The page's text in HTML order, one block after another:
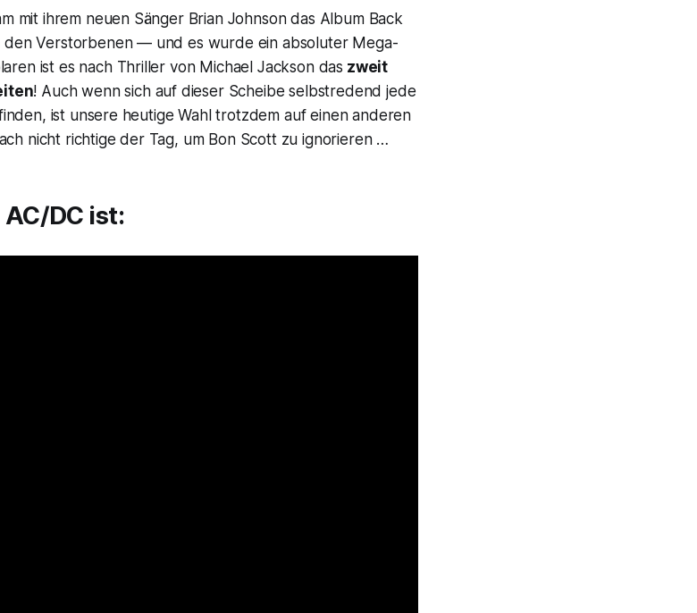
mit ihrem neuen Sänger Brian Johnson das Album Back
den Verstorbenen — und es wurde ein absoluter Mega-
ist es nach Thriller von Michael Jackson das zweit
! Auch wenn sich auf dieser Scheibe selbstredend jede
ist unsere heutige Wahl trotzdem auf einen anderen
nicht richtige der Tag, um Bon Scott zu ignorieren …
DC ist: